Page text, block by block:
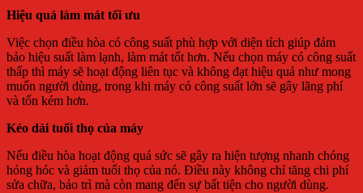
Hiệu quả làm mát tối ưu
Việc chọn điều hòa có công suất phù hợp với diện tích giúp đảm
bảo hiệu suất làm lạnh, làm mát tốt hơn. Nếu chọn máy có công suất
thấp thì máy sẽ hoạt động liên tục và không đạt hiệu quả như mong
muốn người dùng, trong khi máy có công suất lớn sẽ gây lãng phí
và tốn kém hơn.
Kéo dài tuổi thọ của máy
Nếu điều hòa hoạt động quá sức sẽ gây ra hiện tượng nhanh chóng
hỏng hóc và giảm tuổi thọ của nó. Điều này không chỉ tăng chi phí
sửa chữa, bảo trì mà còn mang đến sự bất tiện cho người dùng.